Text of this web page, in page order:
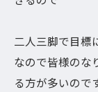
二人三脚で目標
なので皆様のな
る方が多いので